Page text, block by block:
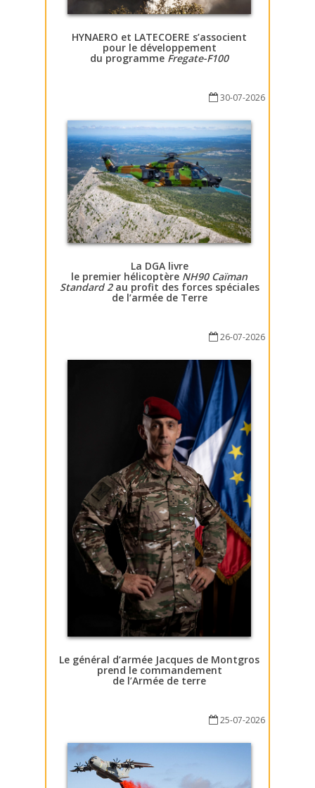
HYNAERO et LATECOERE s’associent
pour le développement
du programme Fregate-F100
30-07-2026
La DGA livre
le premier hélicoptère NH90 Caïman
Standard 2au profit des forces spéciales
de l’armée de Terre
26-07-2026
Le général d’armée Jacques de Montgros
prend le commandement
de l’Armée de terre
25-07-2026